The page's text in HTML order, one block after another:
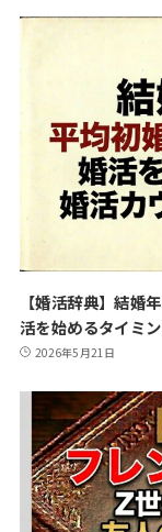
【婚活辞典】結婚
活を始めるタイミ
2026年5月21日